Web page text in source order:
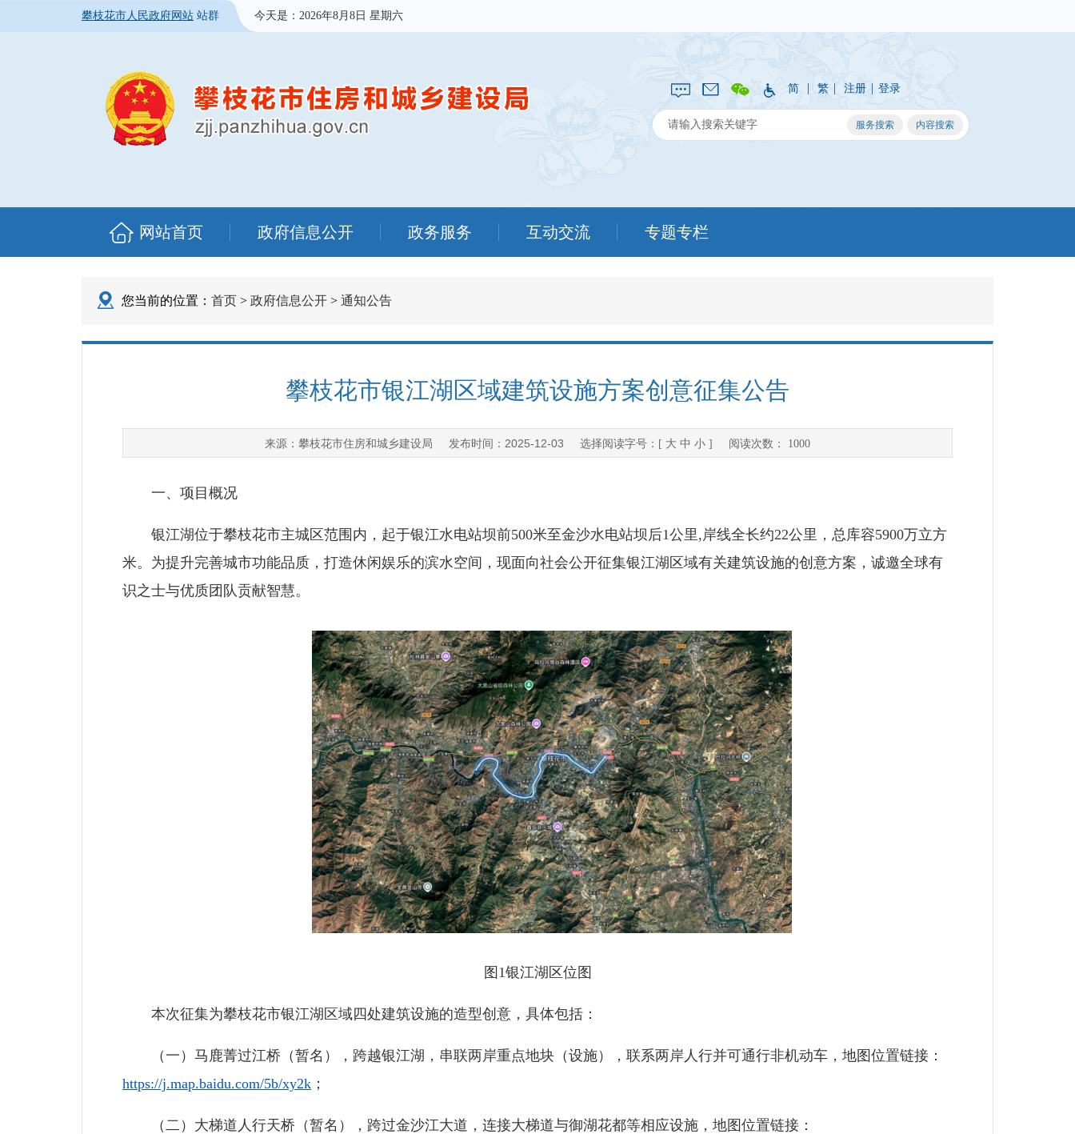
攀枝花市人民政府网站 站群 今天是： 2026年8月8日 星期六
简 | 繁 | 注册 | 登录
网站首页 政府信息公开 政务服务 互动交流 专题专栏
您当前的位置： 首页 > 政府信息公开 > 通知公告
攀枝花市银江湖区域建筑设施方案创意征集公告
来源： 攀枝花市住房和城乡建设局 发布时间： 2025-12-03 选择阅读字号：[ 大 中 小 ] 阅读次数： 1000
一、项目概况
银江湖位于攀枝花市主城区范围内，起于银江水电站坝前500米至金沙水电站坝后1公里,岸线全长约22公里，总库容5900万立方
米。为提升完善城市功能品质，打造休闲娱乐的滨水空间，现面向社会公开征集银江湖区域有关建筑设施的创意方案，诚邀全球有
识之士与优质团队贡献智慧。
图1银江湖区位图
本次征集为攀枝花市银江湖区域四处建筑设施的造型创意，具体包括：
（一）马鹿菁过江桥（暂名），跨越银江湖，串联两岸重点地块（设施），联系两岸人行并可通行非机动车，地图位置链接：
https://j.map.baidu.com/5b/xy2k ；
（二）大梯道人行天桥（暂名），跨过金沙江大道，连接大梯道与御湖花都等相应设施，地图位置链接：